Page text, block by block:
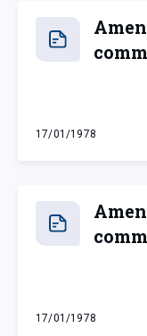
17/01/1978
mardi 17 janvier
17/01/1978
mardi 17 janvier